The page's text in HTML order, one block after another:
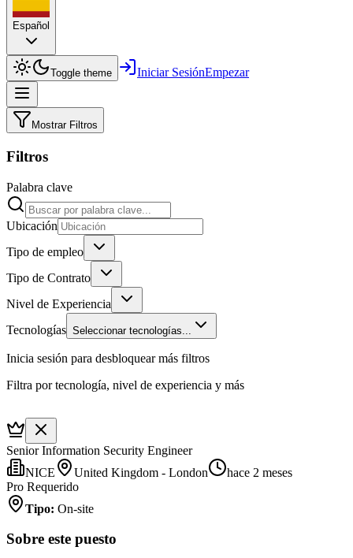
Español
Toggle theme Iniciar SesiónEmpezar
Mostrar Filtros
Filtros
Palabra clave
Ubicación
Tipo de empleo
Tipo de Contrato
Nivel de Experiencia
Tecnologías Seleccionar tecnologías...
Inicia sesión para desbloquear más filtros
Filtra por tecnología, nivel de experiencia y más
Senior Information Security Engineer
NICE
United Kingdom - London
hace 2 meses
Pro Requerido
Tipo: On-site
Sobre este puesto